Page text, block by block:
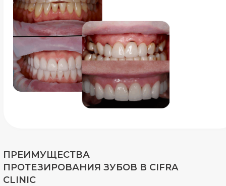
ПРЕИМУЩЕСТВА
ПРОТЕЗИРОВАНИЯ ЗУБОВ В CIFRA
CLINIC